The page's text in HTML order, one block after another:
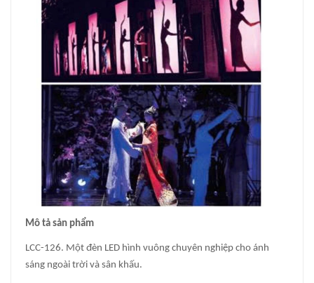
Mô tả sản phẩm
LCC-126. Một đèn LED hình vuông chuyên nghiệp cho ánh
sáng ngoài trời và sân khấu.